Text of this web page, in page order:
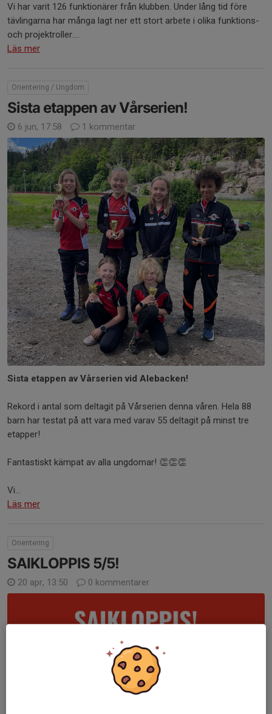
Vi har varit 126 funktionärer från klubben. Under lång tid före
tävlingarna har många lagt ner ett stort arbete i olika funktions-
och projektroller....
Läs mer
Orientering / Ungdom
Sista etappen av Vårserien!
6 jun, 17:58 1 kommentar
Sista etappen av Vårserien vid Alebacken!
Rekord i antal som deltagit på Vårserien denna våren. Hela 88
barn har testat på att vara med varav 55 deltagit på minst tre
etapper!
Fantastiskt kämpat av alla ungdomar! 👏👏👏
Vi...
Läs mer
Orientering
SAIKLOPPIS 5/5!
20 apr, 13:50 0 kommentarer